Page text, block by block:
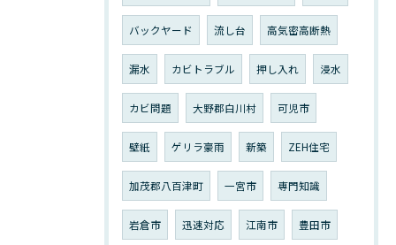
バックヤード 流し台 高気密高断熱
漏水 カビトラブル 押し入れ 浸水
カビ問題 大野郡白川村 可児市
壁紙 ゲリラ豪雨 新築 ZEH住宅
加茂郡八百津町 一宮市 専門知識
岩倉市 迅速対応 江南市 豊田市